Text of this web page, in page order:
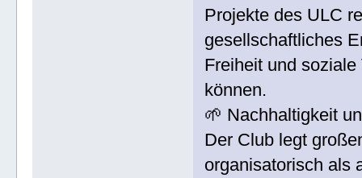
Projekte des ULC
gesellschaftliches
Freiheit und
können.
🌱 Nachhaltigkeit
Der Club legt
organisatorisch als